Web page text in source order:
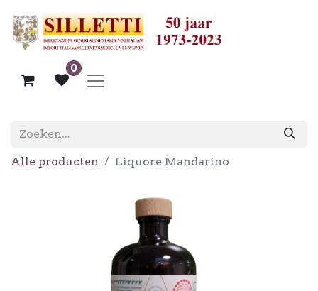
0
Alle producten Liquore Mandarino